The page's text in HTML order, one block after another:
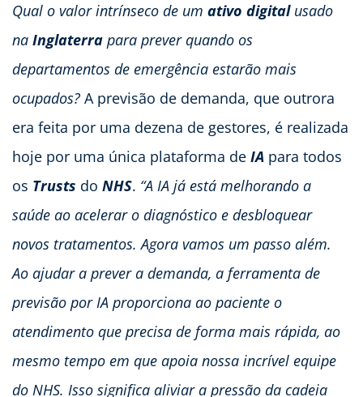
Qual o valor intrínseco de um ativo digitalusado
na Inglaterra para prever quando os
departamentos de emergência estarão mais
ocupados? A previsão de demanda, que outrora
era feita por uma dezena de gestores, é realizada
hoje por uma única plataforma de IA para todos
os Trusts do NHS. “A IA já está melhorando a
saúde ao acelerar o diagnóstico e desbloquear
novos tratamentos. Agora vamos um passo além.
Ao ajudar a prever a demanda, a ferramenta de
previsão por IA proporciona ao paciente o
atendimento que precisa de forma mais rápida, ao
mesmo tempo em que apoia nossa incrível equipe
do NHS. Isso significa aliviar a pressão da cadeia